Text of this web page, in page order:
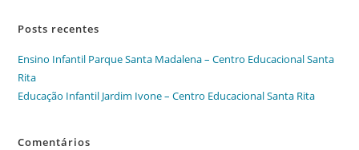
Posts recentes
Ensino Infantil Parque Santa Madalena – Centro Educacional Santa
Rita
Educação Infantil Jardim Ivone – Centro Educacional Santa Rita
Comentários